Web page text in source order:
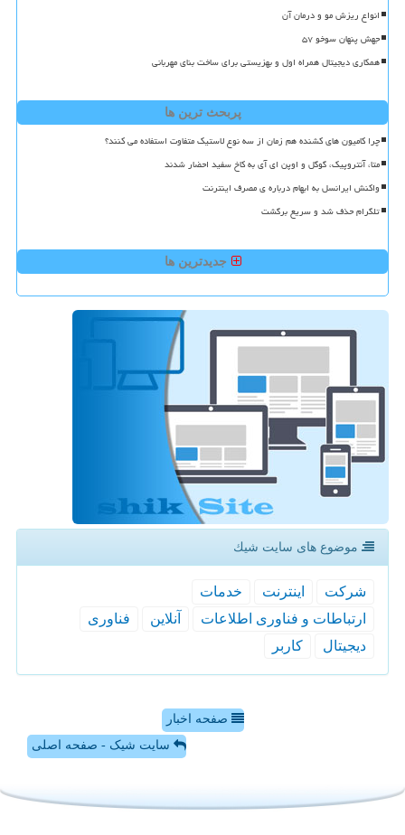
انواع ریزش مو و درمان آن
جهش پنهان سوخو ۵۷
همکاری دیجیتال همراه اول و بهزیستی برای ساخت بنای مهربانی
پربحث ترین ها
چرا کامیون های کشنده هم زمان از سه نوع لاستیک متفاوت استفاده می کنند؟
متا، آنتروپیک، گوگل و اوپن ای آی به کاخ سفید احضار شدند
واکنش ایرانسل به ابهام درباره ی مصرف اینترنت
تلگرام حذف شد و سریع برگشت
جدیدترین ها
موضوع های سایت شیك
شركت اینترنت
خدمات
ارتباطات و فناوری اطلاعات
آنلاین
فناوری
دیجیتال
كاربر
صفحه اخبار
سایت شیک - صفحه اصلی